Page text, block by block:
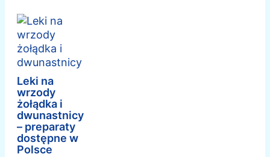
Leki na
wrzody
żołądka i
dwunastnicy
– preparaty
dostępne w
Polsce